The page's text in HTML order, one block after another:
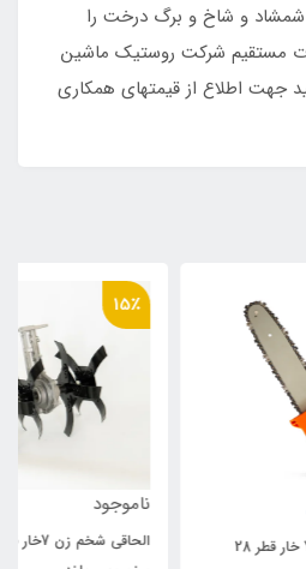
شمشاد و شاخ و برگ درخت را
مستقیم شرکت روستیک ماشین
جهت اطلاع از قیمتهای همکاری
الحاقی شخم زن 7خار قطر 26